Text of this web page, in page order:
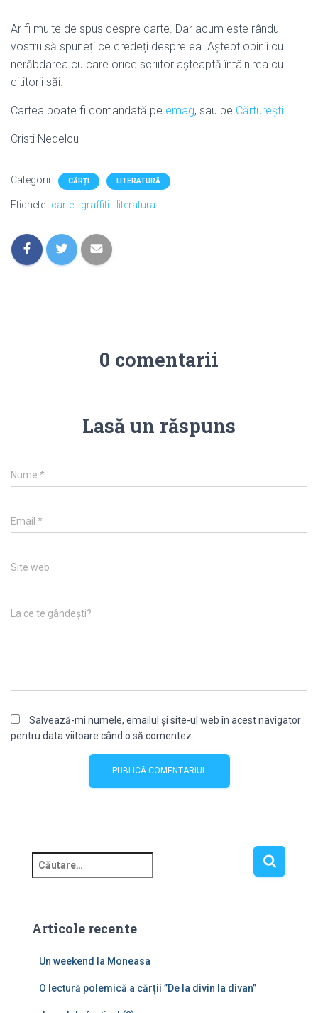
Ar fi multe de spus despre carte. Dar acum este rândul
vostru să spuneți ce credeți despre ea. Aștept opinii cu
nerăbdarea cu care orice scriitor așteaptă întâlnirea cu
cititorii săi.
Cartea poate fi comandată pe emag, sau pe Cărturești.
Cristi Nedelcu
Categorii: CĂRȚI LITERATURĂ
Etichete: carte graffiti literatura
0 comentarii
Lasă un răspuns
Nume *
Email *
Site web
La ce te gândești?
Salvează-mi numele, emailul și site-ul web în acest navigator
pentru data viitoare când o să comentez.
a
ă
Articole recente
Un weekend la Moneasa
O lectură polemică a cărții ”De la divin la divan”